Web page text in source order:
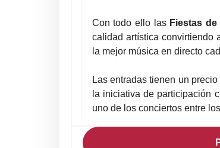
Con todo ello las Fiestas
calidad artística convirtiendo
la mejor música en directo
Las entradas tienen un precio
la iniciativa de participación
uno de los conciertos entre